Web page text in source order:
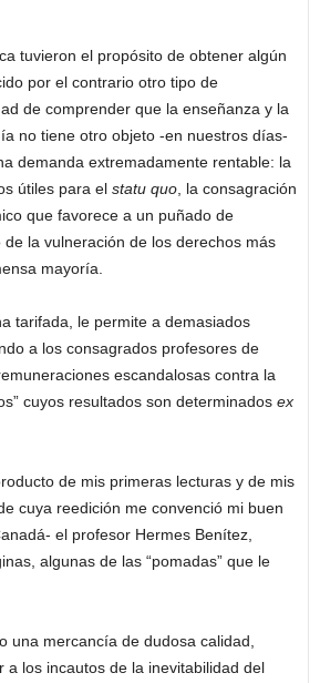
tuvieron el propósito de obtener algún
por el contrario otro tipo de
de comprender que la enseñanza y la
no tiene otro objeto -en nuestros días-
demanda extremadamente rentable: la
útiles para el statu quo , la consagración
que favorece a un puñado de
de la vulneración de los derechos más
mayoría.
tarifada, le permite a demasiados
a los consagrados profesores de
escandalosas contra la
cuyos resultados son determinados ex
de mis primeras lecturas y de mis
cuya reedición me convenció mi buen
el profesor Hermes Benítez,
algunas de las “pomadas” que le
una mercancía de dudosa calidad,
a los incautos de la inevitabilidad del